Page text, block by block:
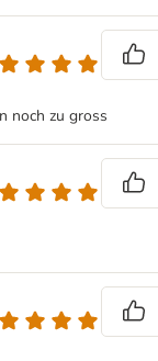
noch zu gross